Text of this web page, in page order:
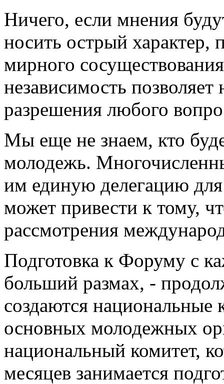
Ничего, если мнения
носить острый характер,
мирного
независимость
разрешения любого
Мы еще не знаем, кто
молодежь.
им единую делегацию
может привести к тому,
рассмотрения
Подготовка к Форуму с
больший размах, -
создаются
основных молодежных
национальный комитет,
месяцев занимается